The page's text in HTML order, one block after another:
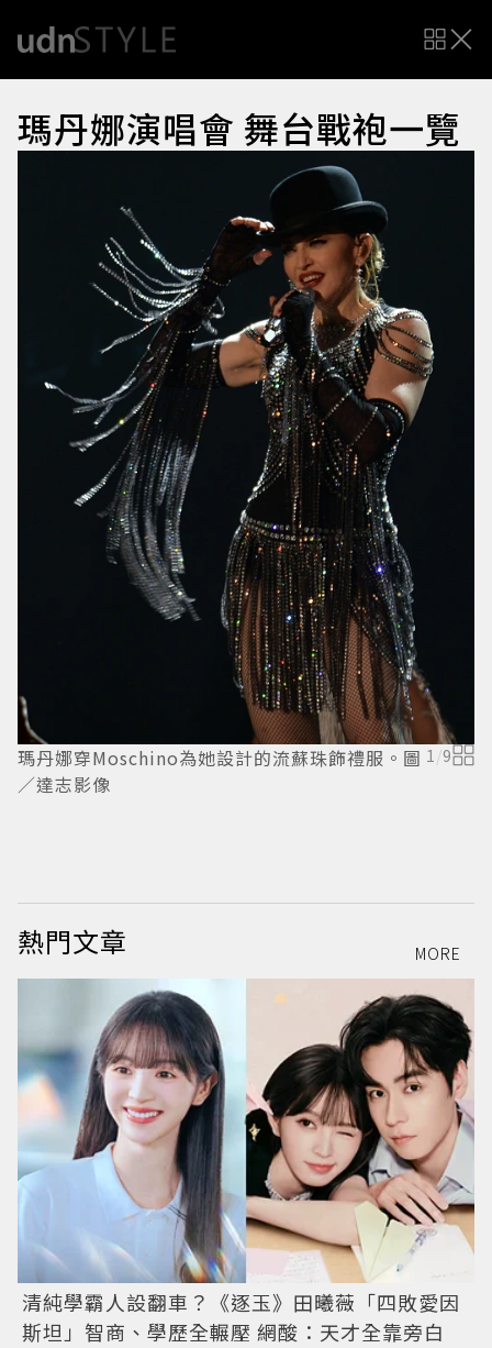
瑪丹娜演唱會 舞台戰袍一覽
瑪丹娜穿Moschino為她設計的流蘇珠飾禮服。圖
／達志影像
1 /9
熱門文章 MORE
清純學霸人設翻車？《逐玉》田曦薇「四敗愛因
斯坦」智商、學歷全輾壓 網酸：天才全靠旁白